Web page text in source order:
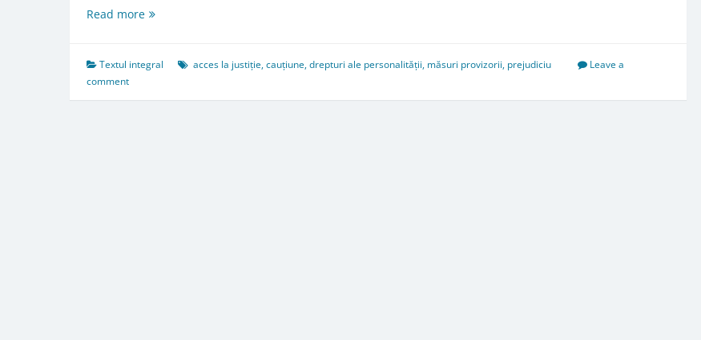
Read moreArt.
provizorii
Textul integral acces la justiție,cauțiune,drepturi ale personalității, măsuri provizorii, prejudiciu
Leave a
comment